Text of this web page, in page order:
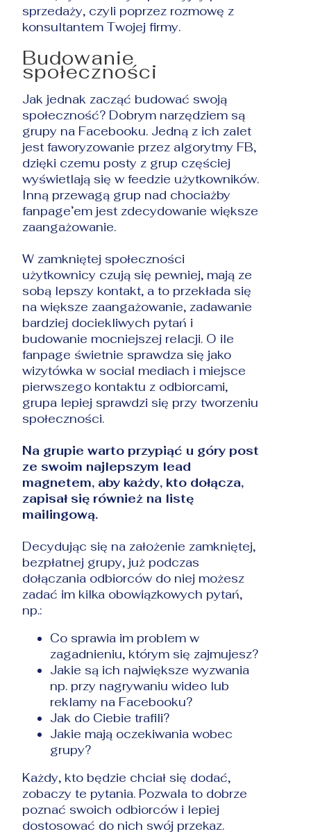
sprzedaży, czyli poprzez rozmowę z
konsultantem Twojej firmy.
Budowanie
społeczności
Jak jednak zacząć budować swoją
społeczność? Dobrym narzędziem są
grupy na Facebooku. Jedną z ich zalet
jest faworyzowanie przez algorytmy FB,
dzięki czemu posty z grup częściej
wyświetlają się w feedzie użytkowników.
Inną przewagą grup nad chociażby
fanpage’em jest zdecydowanie większe
zaangażowanie.
W zamkniętej społeczności
użytkownicy czują się pewniej, mają ze
sobą lepszy kontakt, a to przekłada się
na większe zaangażowanie, zadawanie
bardziej dociekliwych pytań i
budowanie mocniejszej relacji. O ile
fanpage świetnie sprawdza się jako
wizytówka w social mediach i miejsce
pierwszego kontaktu z odbiorcami,
grupa lepiej sprawdzi się przy tworzeniu
społeczności.
Na grupie warto przypiąć u góry post
ze swoim najlepszym lead
magnetem, aby każdy, kto dołącza,
zapisał się również na listę
mailingową.
Decydując się na założenie zamkniętej,
bezpłatnej grupy, już podczas
dołączania odbiorców do niej możesz
zadać im kilka obowiązkowych pytań,
np.:
Co sprawia im problem w
zagadnieniu, którym się zajmujesz?
Jakie są ich największe wyzwania
np. przy nagrywaniu wideo lub
reklamy na Facebooku?
Jak do Ciebie trafili?
Jakie mają oczekiwania wobec
grupy?
Każdy, kto będzie chciał się dodać,
zobaczy te pytania. Pozwala to dobrze
poznać swoich odbiorców i lepiej
dostosować do nich swój przekaz.